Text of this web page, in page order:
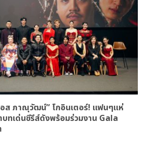
ภาณุวัฒน์” โกอินเตอร์! แฟนๆแห่
ทเด่นซีรีส์ดังพร้อมร่วมงาน Gala